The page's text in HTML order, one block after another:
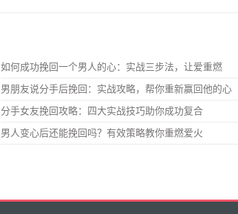
如何成功挽回一个男人的心：实战三步法，让爱重燃
男朋友说分手后挽回：实战攻略，帮你重新赢回他的心
分手女友挽回攻略：四大实战技巧助你成功复合
男人变心后还能挽回吗？有效策略教你重燃爱火